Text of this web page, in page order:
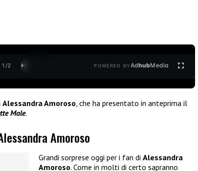
1 /2 POWERED BYAdhubMedia
Alessandra Amoroso , che ha presentato in anteprima il
Male.
Amoroso
Grandi sorprese oggi per i fan di Alessandra
Amoroso. Come in molti di certo sapranno